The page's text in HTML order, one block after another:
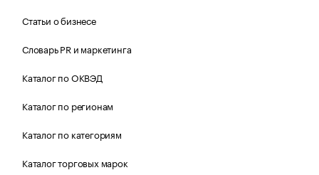
Статьи о бизнесе
Словарь PR и маркетинга
Каталог по ОКВЭД
Каталог по регионам
Каталог по категориям
Каталог торговых марок